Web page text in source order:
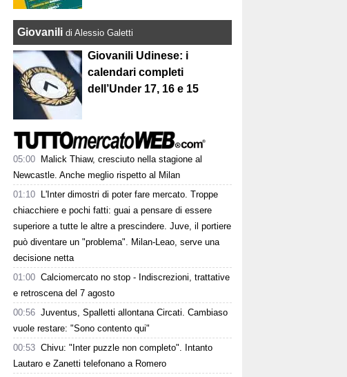
Giovanili di Alessio Galetti
Giovanili Udinese: i
calendari completi
dell’Under 17, 16 e 15
05:00
Malick Thiaw, cresciuto nella stagione al
Newcastle. Anche meglio rispetto al Milan
01:10
L'Inter dimostri di poter fare mercato. Troppe
chiacchiere e pochi fatti: guai a pensare di essere
superiore a tutte le altre a prescindere. Juve, il portiere
può diventare un "problema". Milan-Leao, serve una
decisione netta
01:00 Calciomercato no stop - Indiscrezioni, trattative
e retroscena del 7 agosto
00:56 Juventus, Spalletti allontana Circati. Cambiaso
vuole restare: "Sono contento qui"
00:53 Chivu: "Inter puzzle non completo". Intanto
Lautaro e Zanetti telefonano a Romero